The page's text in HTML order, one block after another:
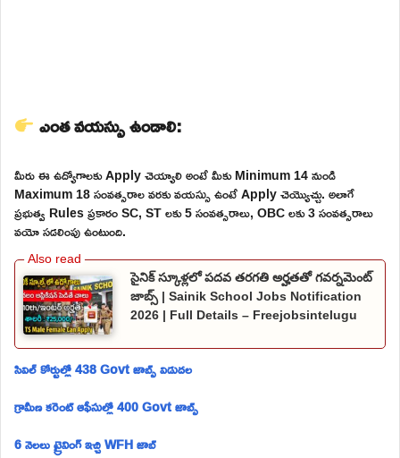
ఎంత వయస్సు ఉండాలి:
మీరు ఈ ఉద్యోగాలకు Apply చెయ్యాలి అంటే మీకు Minimum 14 నుండి
Maximum 18 సంవత్సరాల వరకు వయస్సు ఉంటే Apply చెయ్యొచ్చు. అలాగే
ప్రభుత్వ Rules ప్రకారం SC, ST లకు 5 సంవత్సరాలు, OBC లకు 3 సంవత్సరాలు
వయో సడలింపు ఉంటుంది.
సైనిక్ స్కూళ్లలో పదవ తరగతి అర్హతతో గవర్నమెంట్
జాబ్స్ | Sainik School Jobs Notification
2026 | Full Details – Freejobsintelugu
సివిల్ కోర్టుల్లో 438 Govt జాబ్స్ విడుదల
గ్రామీణ కరెంట్ ఆఫీసుల్లో 400 Govt జాబ్స్
6 నెలలు ట్రైనింగ్ ఇచ్చి WFH జాబ్